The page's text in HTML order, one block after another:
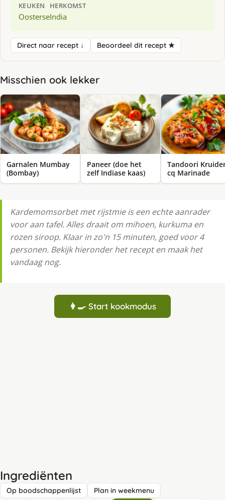
KEUKEN
Oosterse
HERKOMST
India
Direct naar recept ↓ Beoordeel dit recept ★
Misschien ook lekker
Garnalen Mumbay
(Bombay)
Paneer (doe het
zelf Indiase kaas)
Tandoori
cq Marinade
Kar­de­moms­or­bet met rijst­mie is een echte aanrader
voor aan tafel. Alles draait om mihoen, kurkuma en
rozen siroop. Klaar in zo'n 15 minuten, goed voor 4
personen. Bekijk hieronder het recept en maak het
vandaag nog.
👩‍🍳 Start kookmodus
Ingrediënten
Op boodschappenlijst Plan in weekmenu